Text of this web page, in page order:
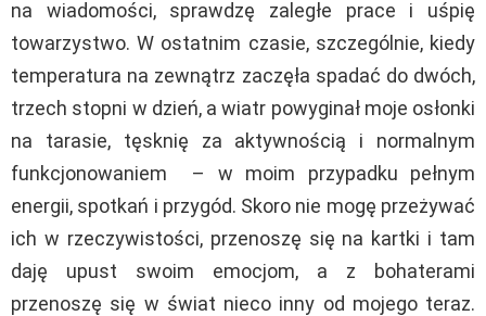
na wiadomości, sprawdzę zaległe prace i uśpię
towarzystwo. W ostatnim czasie, szczególnie, kiedy
temperatura na zewnątrz zaczęła spadać do dwóch,
trzech stopni w dzień, a wiatr powyginał moje osłonki
na tarasie, tęsknię za aktywnością i normalnym
funkcjonowaniem – w moim przypadku pełnym
energii, spotkań i przygód. Skoro nie mogę przeżywać
ich w rzeczywistości, przenoszę się na kartki i tam
daję upust swoim emocjom, a z bohaterami
przenoszę się w świat nieco inny od mojego teraz.